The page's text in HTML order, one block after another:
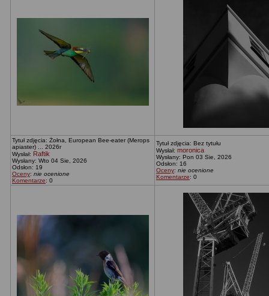
Tytuł zdjęcia: Żołna, European Bee-eater (Merops
apiaster) ... 2026r
Wysłał: Raftik
Wysłany: Wto 04 Sie, 2026
Odsłon: 19
Oceny: nie ocenione
Komentarze: 0
Tytuł zdjęcia: Bez tytułu
Wysłał: moronica
Wysłany: Pon 03 Sie, 2026
Odsłon: 16
Oceny: nie ocenione
Komentarze: 0